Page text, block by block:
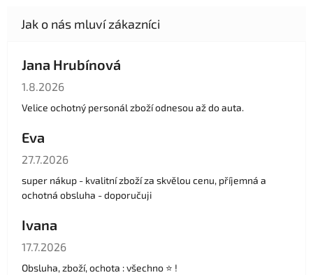
Jana Hrubínová
Hodnocení obchodu je 5 z 5 hvězdiček.
1.8.2026
Velice ochotný personál zboží odnesou až do auta.
Eva
Hodnocení obchodu je 5 z 5 hvězdiček.
27.7.2026
super nákup - kvalitní zboží za skvělou cenu, příjemná a
ochotná obsluha - doporučuji
Ivana
Hodnocení obchodu je 5 z 5 hvězdiček.
17.7.2026
Obsluha, zboží, ochota : všechno ⭐️ !